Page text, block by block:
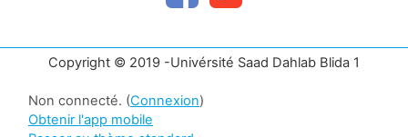
Copyright © 2019 -Univérsité Saad Dahlab Blida 1
Non connecté. (Connexion)
Obtenir l'app mobile